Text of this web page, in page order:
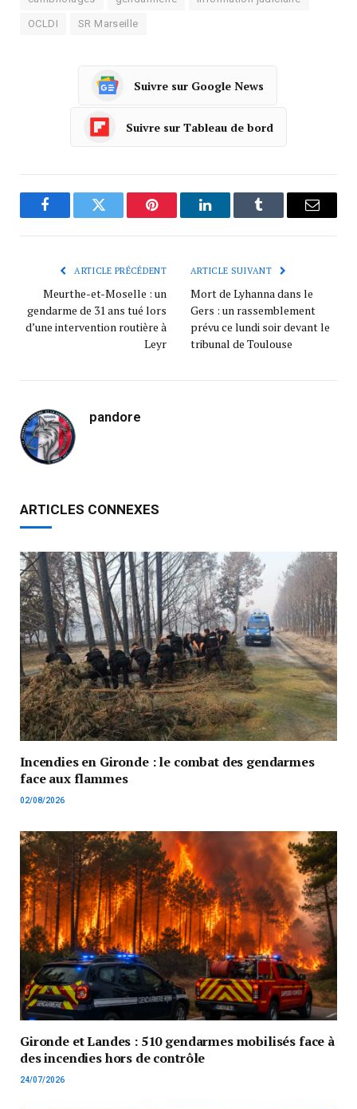
OCLDI SR Marseille
Suivre sur Google News
Suivre sur Tableau de bord
FacebookTwitter Pinterest LinkedInTumblr
ARTICLE PRÉCÉDENT
Meurthe-et-Moselle : un
gendarme de 31 ans tué lors
d’une intervention routière à
Leyr
ARTICLE SUIVANT
Mort de Lyhanna dans le
Gers : un rassemblement
prévu ce lundi soir devant le
tribunal de Toulouse
pandore
ARTICLES CONNEXES
Incendies en Gironde : le combat des gendarmes
face aux flammes
02/08/2026
Gironde et Landes : 510 gendarmes mobilisés face à
des incendies hors de contrôle
24/07/2026